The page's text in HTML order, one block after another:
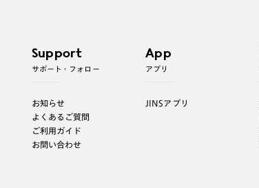
Support
サポート・フォロー
お知らせ
よくあるご質問
ご利用ガイド
お問い合わせ
App
アプリ
JINSアプリ